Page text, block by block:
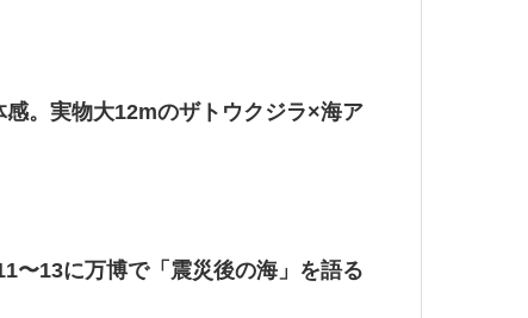
。実物大12mのザトウクジラ×海ア
〜13に万博で「震災後の海」を語る